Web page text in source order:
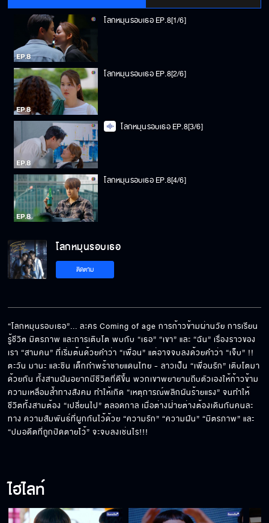
โลกหมุนรอบเธอ EP.8[1/6]
โลกหมุนรอบเธอ EP.8[2/6]
โลกหมุนรอบเธอ EP.8[3/6]
โลกหมุนรอบเธอ EP.8[4/6]
โลกหมุนรอบเธอ
ติดตาม
“โลกหมุนรอบเธอ”... ละคร Coming of age การก้าวข้ามผ่านวัย การเรียน
รู้ชีวิต มิตรภาพ และการเติบโต พบกับ “เธอ” “เขา” และ “ฉัน” เรื่องราวของ
เรา “สามคน” ที่เริ่มต้นด้วยคำว่า “เพื่อน” แต่อาจจบลงด้วยคำว่า “เจ็บ” !!
ตะวัน มานะ และชิน เด็กกำพร้าชายแดนไทย - ลาวเป็น “เพื่อนรัก” เติบโตมา
ด้วยกัน ทั้งสามฝันอยากมีชีวิตที่ดีขึ้น พวกเขาพยายามถีบตัวเองให้ก้าวข้าม
ความเหลื่อมล้ำทางสังคม ทำให้เกิด “เหตุการณ์พลิกผันร้ายแรง” จนทำให้
ชีวิตทั้งสามต้อง “เปลี่ยนไป” ตลอดกาล เมื่อต่างฝ่ายต่างต้องเดินกันคนละ
ทาง ความสัมพันธ์ที่ผูกกันไว้ด้วย “ความรัก” “ความฝัน” “มิตรภาพ” และ
“ปมอดีตที่ถูกปิดตายไว้” จะจบลงเช่นไร!!!
ไฮไลท์